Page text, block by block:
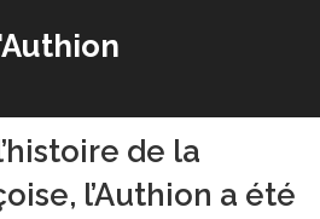
de la
l’Authion a été